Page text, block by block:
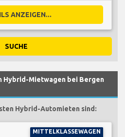
ANZEIGEN...
SUCHE
Hybrid-Mietwagen bei Bergen
Hybrid-Automieten sind:
MITTELKLASSEWAGEN